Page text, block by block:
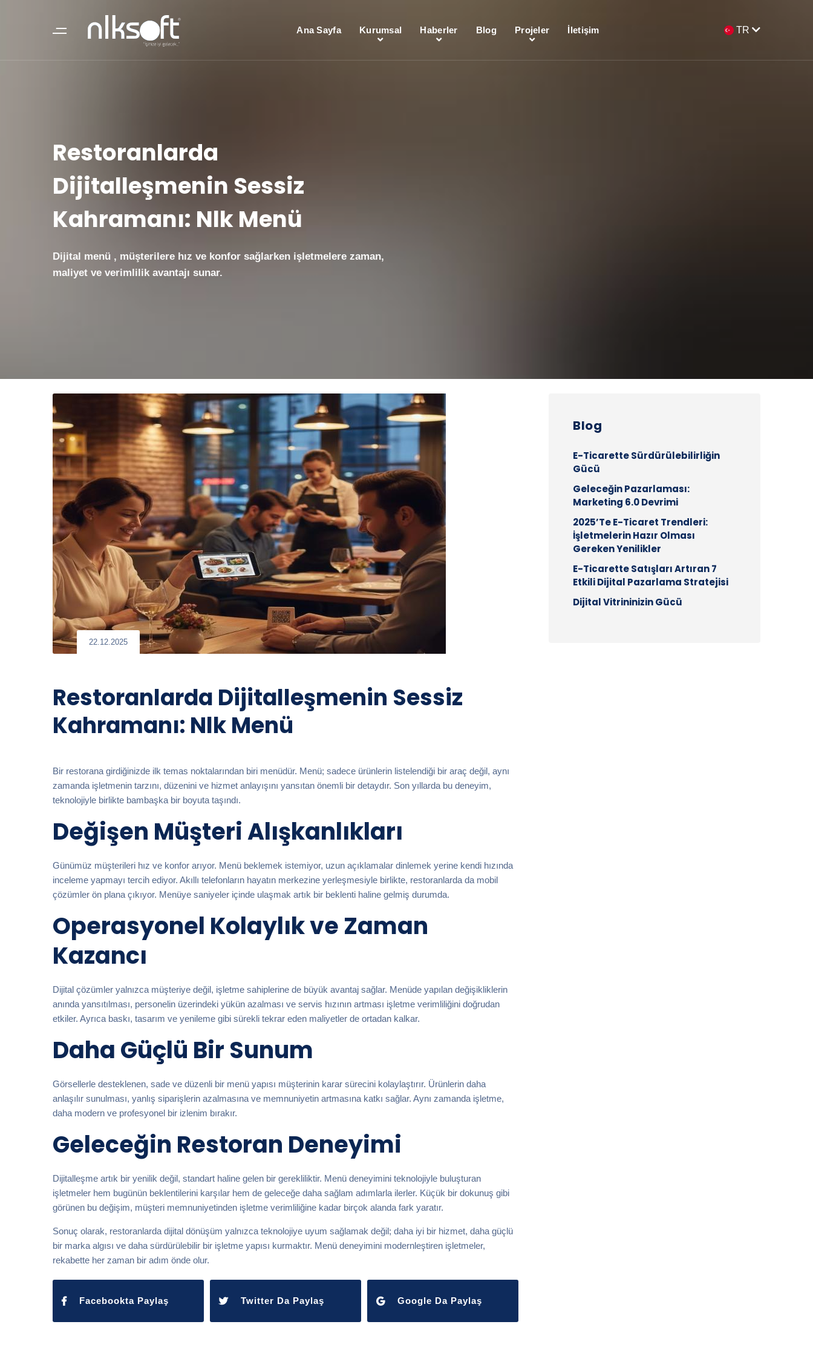
Ana Sayfa Kurumsal Haberler Blog Projeler İletişim TR
Restoranlarda
Dijitalleşmenin Sessiz
Kahramanı: Nlk Menü
Dijital menü , müşterilere hız ve konfor sağlarken işletmelere zaman,
maliyet ve verimlilik avantajı sunar.
22.12.2025
Restoranlarda Dijitalleşmenin Sessiz
Kahramanı: Nlk Menü
Bir restorana girdiğinizde ilk temas noktalarından biri menüdür. Menü; sadece ürünlerin listelendiği bir araç değil, aynı
zamanda işletmenin tarzını, düzenini ve hizmet anlayışını yansıtan önemli bir detaydır. Son yıllarda bu deneyim,
teknolojiyle birlikte bambaşka bir boyuta taşındı.
Değişen Müşteri Alışkanlıkları
Günümüz müşterileri hız ve konfor arıyor. Menü beklemek istemiyor, uzun açıklamalar dinlemek yerine kendi hızında
inceleme yapmayı tercih ediyor. Akıllı telefonların hayatın merkezine yerleşmesiyle birlikte, restoranlarda da mobil
çözümler ön plana çıkıyor. Menüye saniyeler içinde ulaşmak artık bir beklenti haline gelmiş durumda.
Operasyonel Kolaylık ve Zaman
Kazancı
Dijital çözümler yalnızca müşteriye değil, işletme sahiplerine de büyük avantaj sağlar. Menüde yapılan değişikliklerin
anında yansıtılması, personelin üzerindeki yükün azalması ve servis hızının artması işletme verimliliğini doğrudan
etkiler. Ayrıca baskı, tasarım ve yenileme gibi sürekli tekrar eden maliyetler de ortadan kalkar.
Daha Güçlü Bir Sunum
Görsellerle desteklenen, sade ve düzenli bir menü yapısı müşterinin karar sürecini kolaylaştırır. Ürünlerin daha
anlaşılır sunulması, yanlış siparişlerin azalmasına ve memnuniyetin artmasına katkı sağlar. Aynı zamanda işletme,
daha modern ve profesyonel bir izlenim bırakır.
Geleceğin Restoran Deneyimi
Dijitalleşme artık bir yenilik değil, standart haline gelen bir gerekliliktir. Menü deneyimini teknolojiyle buluşturan
işletmeler hem bugünün beklentilerini karşılar hem de geleceğe daha sağlam adımlarla ilerler. Küçük bir dokunuş gibi
görünen bu değişim, müşteri memnuniyetinden işletme verimliliğine kadar birçok alanda fark yaratır.
Sonuç olarak, restoranlarda dijital dönüşüm yalnızca teknolojiye uyum sağlamak değil; daha iyi bir hizmet, daha güçlü
bir marka algısı ve daha sürdürülebilir bir işletme yapısı kurmaktır. Menü deneyimini modernleştiren işletmeler,
rekabette her zaman bir adım önde olur.
Facebookta Paylaş Twitter Da Paylaş Google Da Paylaş
Blog
E-Ticarette Sürdürülebilirliğin
Gücü
Geleceğin Pazarlaması:
Marketing 6.0 Devrimi
2025’te E-Ticaret Trendleri:
İşletmelerin Hazır Olması
Gereken Yenilikler
E-Ticarette Satışları Artıran 7
Etkili Dijital Pazarlama Stratejisi
Dijital Vitrininizin Gücü